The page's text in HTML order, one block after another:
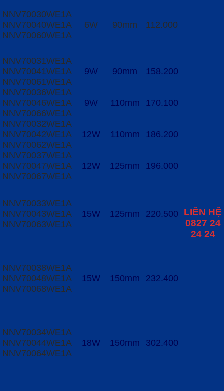
NNV70030WE1A
NNV70040WE1A
NNV70060WE1A
6W 90mm 112.000
LIÊN HỆ
0827 24
24 24
NNV70031WE1A
NNV70041WE1A
NNV70061WE1A
9W 90mm 158.200
NNV70036WE1A
NNV70046WE1A
NNV70066WE1A
9W 110mm 170.100
NNV70032WE1A
NNV70042WE1A
NNV70062WE1A
12W 110mm 186.200
NNV70037WE1A
NNV70047WE1A
NNV70067WE1A
12W 125mm 196.000
NNV70033WE1A
NNV70043WE1A
NNV70063WE1A
15W 125mm 220.500
NNV70038WE1A
NNV70048WE1A
NNV70068WE1A
15W 150mm 232.400
NNV70034WE1A
NNV70044WE1A
NNV70064WE1A
18W 150mm 302.400